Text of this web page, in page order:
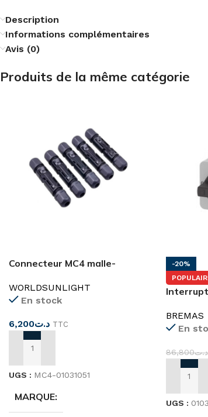
Description
Informations complémentaires
Avis (0)
Produits de la même catégorie
Connecteur MC4 malle-
WORLDSUNLIGHT
En stock
د.ت6,200 TTC
AJOUTER AU PANIER
UGS : MC4-01031051
MARQUE
-20%
BREMAS
En
د.ت86,800
UGS :